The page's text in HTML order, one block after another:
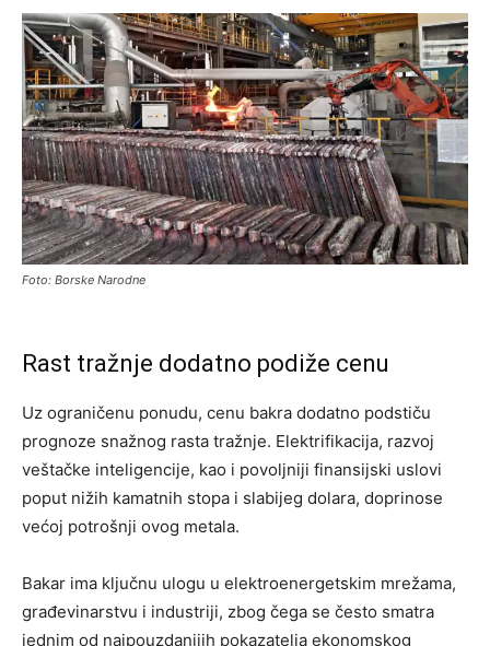
Foto: Borske Narodne
Rast tražnje dodatno podiže cenu
Uz ograničenu ponudu, cenu bakra dodatno podstiču
prognoze snažnog rasta tražnje. Elektrifikacija, razvoj
veštačke inteligencije, kao i povoljniji finansijski uslovi
poput nižih kamatnih stopa i slabijeg dolara, doprinose
većoj potrošnji ovog metala.
Bakar ima ključnu ulogu u elektroenergetskim mrežama,
građevinarstvu i industriji, zbog čega se često smatra
jednim od najpouzdanijih pokazatelja ekonomskog